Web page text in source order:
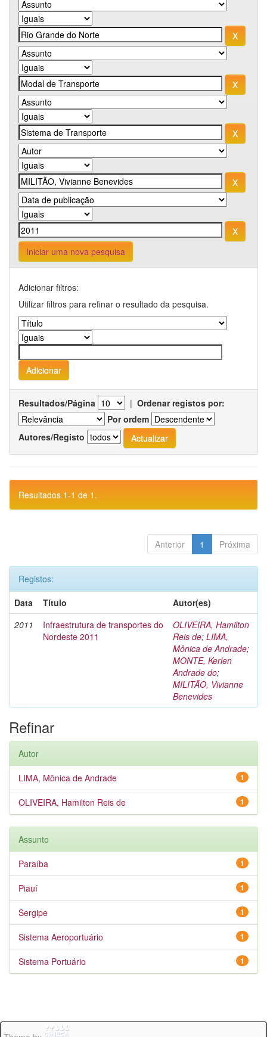
Iniciar uma nova pesquisa
Adicionar filtros:
Utilizar filtros para refinar o resultado da pesquisa.
Resultados/Página | Ordenar registos por:
Por ordem
Autores/Registo
Resultados 1-1 de 1.
Anterior 1 Próxima
Registos:
Data
Título
Autor(es)
2011
Infraestrutura de transportes do
Nordeste 2011
OLIVEIRA, Hamilton
Reis de; LIMA,
Mônica de Andrade;
MONTE, Kerlen
Andrade do;
MILITÃO, Vivianne
Benevides
Refinar
Autor
1
LIMA, Mônica de Andrade
1
OLIVEIRA, Hamilton Reis de
Assunto
1
Paraíba
1
Piauí
1
Sergipe
1
Sistema Aeroportuário
1
Sistema Portuário